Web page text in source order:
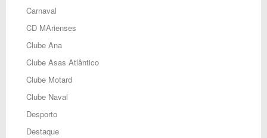
Carnaval
CD MArienses
Clube Ana
Clube Asas Atlântico
Clube Motard
Clube Naval
Desporto
Destaque